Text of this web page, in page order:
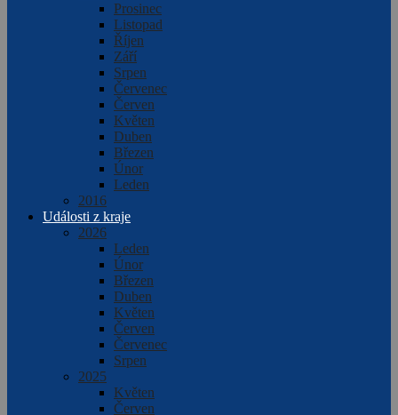
Prosinec
Listopad
Říjen
Září
Srpen
Červenec
Červen
Květen
Duben
Březen
Únor
Leden
2016
Události z kraje
2026
Leden
Únor
Březen
Duben
Květen
Červen
Červenec
Srpen
2025
Květen
Červen